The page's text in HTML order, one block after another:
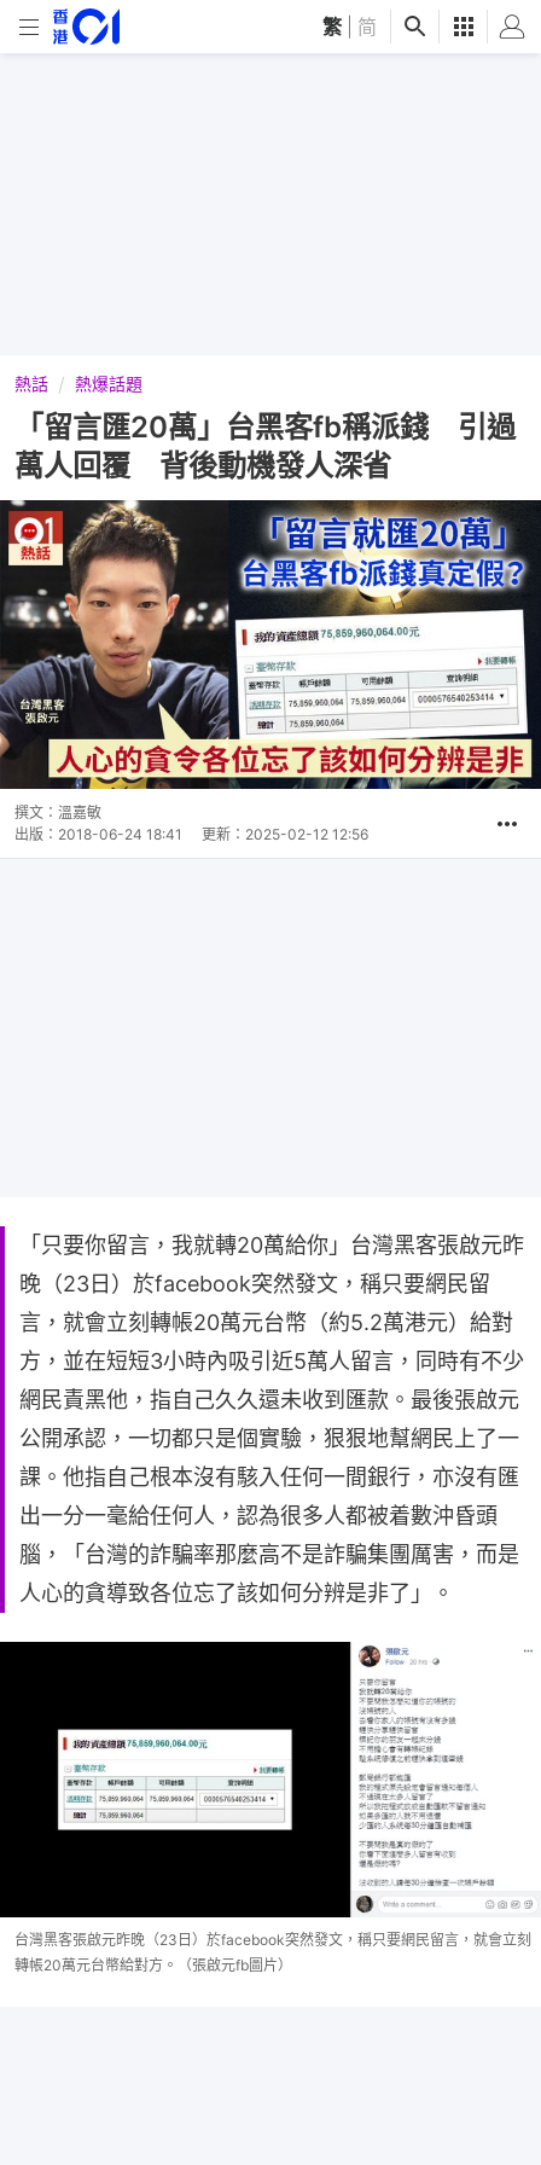
繁 简
熱話 熱爆話題
「留言匯20萬」台黑客fb稱派錢 引過
萬人回覆 背後動機發人深省
撰文： 溫嘉敏
出版： 2018-06-24 18:41 更新： 2025-02-12 12:56
「只要你留言，我就轉20萬給你」台灣黑客張啟元昨
晚（23日）於facebook突然發文，稱只要網民留
言，就會立刻轉帳20萬元台幣（約5.2萬港元）給對
方，並在短短3小時內吸引近5萬人留言，同時有不少
網民責黑他，指自己久久還未收到匯款。最後張啟元
公開承認，一切都只是個實驗，狠狠地幫網民上了一
課。他指自己根本沒有駭入任何一間銀行，亦沒有匯
出一分一毫給任何人，認為很多人都被着數沖昏頭
腦，「台灣的詐騙率那麼高不是詐騙集團厲害，而是
人心的貪導致各位忘了該如何分辨是非了」。
台灣黑客張啟元昨晚（23日）於facebook突然發文，稱只要網民留言，就會立刻
轉帳20萬元台幣給對方。（張啟元fb圖片）